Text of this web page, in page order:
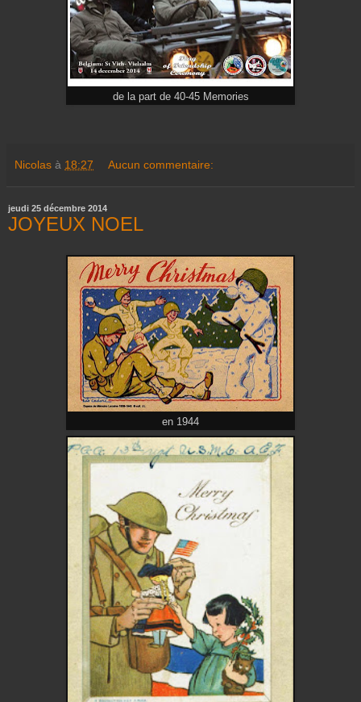
de la part de 40-45 Memories
Nicolas à 18:27 Aucun commentaire:
jeudi 25 décembre 2014
JOYEUX NOEL
en 1944